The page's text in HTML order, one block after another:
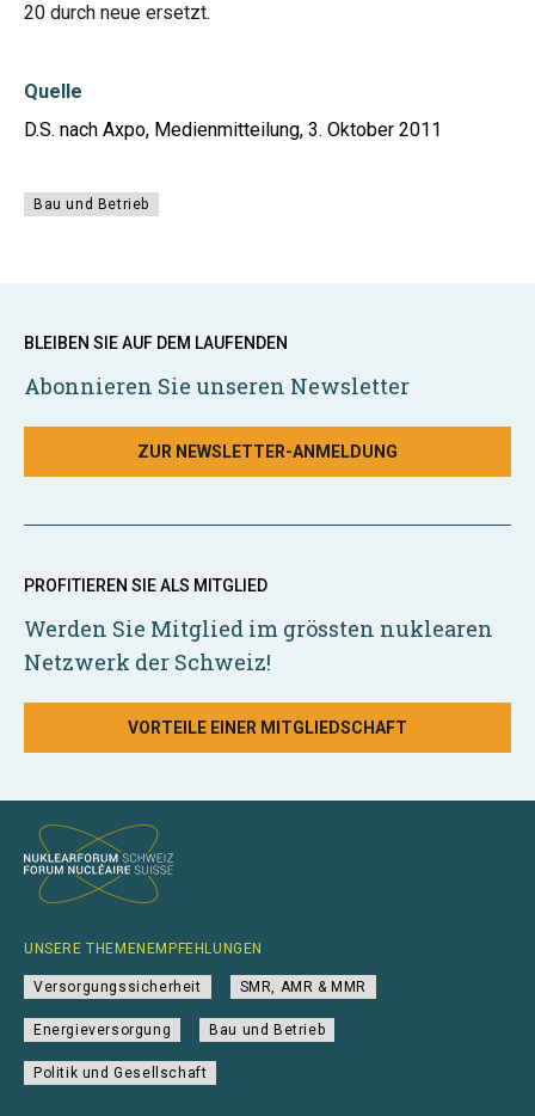
20 durch neue ersetzt.
Quelle
D.S. nach Axpo, Medienmitteilung, 3. Oktober 2011
Bau und Betrieb
BLEIBEN SIE AUF DEM LAUFENDEN
Abonnieren Sie unseren Newsletter
ZUR NEWSLETTER-ANMELDUNG
PROFITIEREN SIE ALS MITGLIED
Werden Sie Mitglied im grössten nuklearen
Netzwerk der Schweiz!
VORTEILE EINER MITGLIEDSCHAFT
UNSERE THEMENEMPFEHLUNGEN
Versorgungssicherheit SMR, AMR & MMR
Energieversorgung Bau und Betrieb
Politik und Gesellschaft